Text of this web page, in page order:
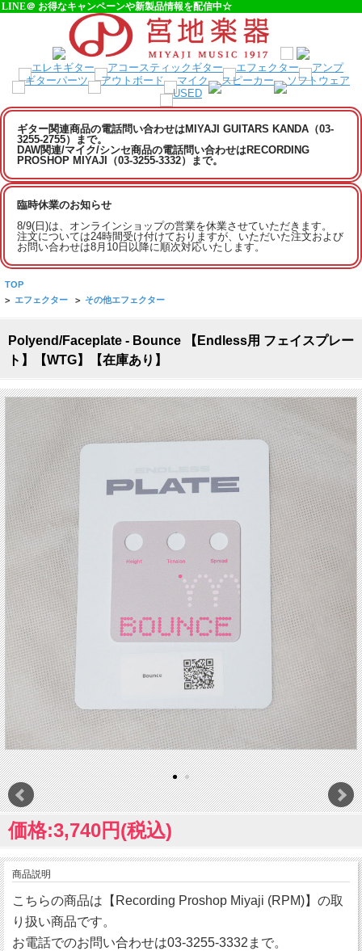
LINE＠ お得なキャンペーンや新製品情報を配信中☆
ギター関連商品の電話問い合わせはMIYAJI GUITARS KANDA（03-
3255-2755）まで。
DAW関連/マイク/シンセ商品の電話問い合わせはRECORDING
PROSHOP MIYAJI（03-3255-3332）まで。
臨時休業のお知らせ
8/9(日)は、オンラインショップの営業を休業させていただきます。
注文については24時間受け付けておりますが、いただいた注文および
お問い合わせは8月10日以降に順次対応いたします。
TOP
> エフェクター > その他エフェクター
Polyend/Faceplate - Bounce 【Endless用 フェイスプレー
ト】【WTG】【在庫あり】
価格:3,740円(税込)
商品説明
こちらの商品は【Recording Proshop Miyaji (RPM)】の取
り扱い商品です。
お電話でのお問い合わせは03-3255-3332まで。